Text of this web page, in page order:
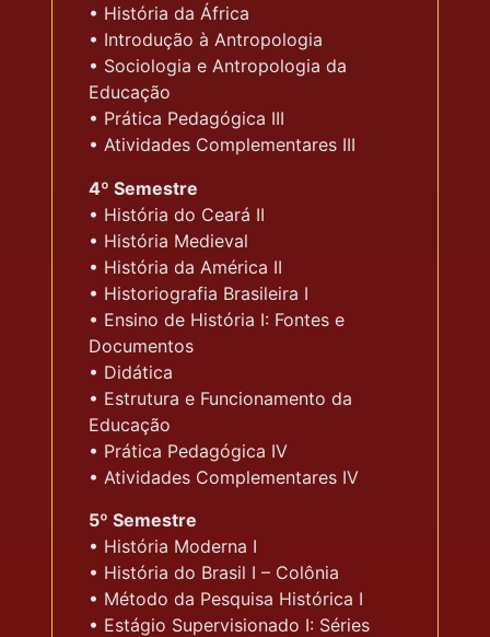
• História da África
• Introdução à Antropologia
• Sociologia e Antropologia da
Educação
• Prática Pedagógica III
• Atividades Complementares III
4º Semestre
• História do Ceará II
• História Medieval
• História da América II
• Historiografia Brasileira I
• Ensino de História I: Fontes e
Documentos
• Didática
• Estrutura e Funcionamento da
Educação
• Prática Pedagógica IV
• Atividades Complementares IV
5º Semestre
• História Moderna I
• História do Brasil I – Colônia
• Método da Pesquisa Histórica I
• Estágio Supervisionado I: Séries